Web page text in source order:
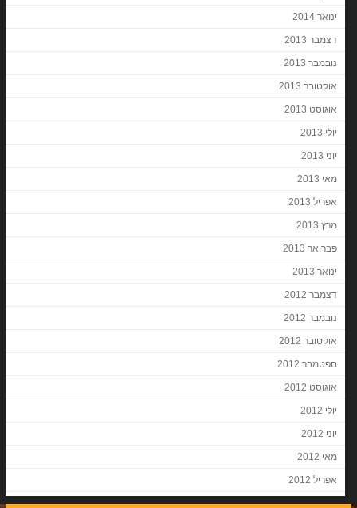
ינואר 2014
דצמבר 2013
נובמבר 2013
אוקטובר 2013
אוגוסט 2013
יולי 2013
יוני 2013
מאי 2013
אפריל 2013
מרץ 2013
פברואר 2013
ינואר 2013
דצמבר 2012
נובמבר 2012
אוקטובר 2012
ספטמבר 2012
אוגוסט 2012
יולי 2012
יוני 2012
מאי 2012
אפריל 2012